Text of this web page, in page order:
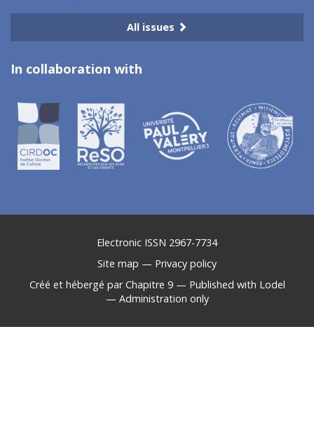
All issues
In collaboration with
Electronic ISSN 2967-7734
Site map — Privacy policy
Créé et hébergé par Chapitre 9— Published with Lodel
— Administration only